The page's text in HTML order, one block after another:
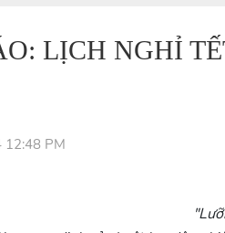
LỊCH NGHỈ
12:48 PM